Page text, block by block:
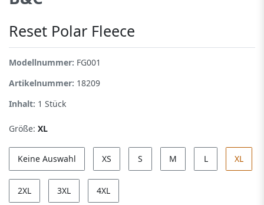
Reset Polar Fleece
Modellnummer: FG001
Artikelnummer: 18209
Inhalt: 1 Stück
Größe: XL
Keine Auswahl XS S M L XL
2XL 3XL 4XL